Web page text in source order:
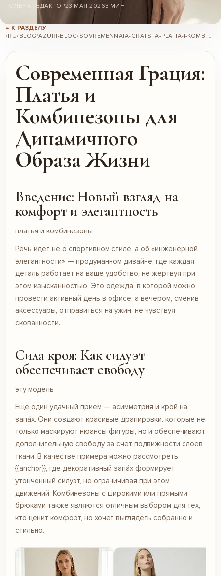
ОЛЕНА РЕДАКТОР23 МАЯ 20263 МИН
← К РАЗДЕЛУ
/RU/BLOG/AZURI-BLOG/SOVREMENNAIA-GRATSIIA-PLATIA-I-KOMBINEZONY-DLIA-DINAMICHNOGO-OBRAZA-ZHIZNI/
Современная Грация:
Платья и
Комбинезоны для
Динамичного
Образа Жизни
Введение: Новый взгляд на
комфорт и элегантность
платья и комбинезоны
Речь идет не о спортивном стиле, а об «инженерной
элегантности» — продуманном дизайне, где каждая
деталь работает на ваше удобство, не жертвуя при
этом изысканностью. Это одежда, в которой можно
провести активный день в офисе, а вечером, сменив
аксессуары, отправиться на ужин, не чувствуя
скованности.
Сила кроя: Как силуэт
обеспечивает свободу
эту модель
Еще один удачный прием — асимметрия и крой на
запáх. Они создают красивые драпировки, которые не
только маскируют нюансы фигуры, но и обеспечивают
дополнительную свободу за счет подвижности слоев
ткани. В качестве примера можно рассмотреть
{{anchor}}, где декоративный запáх формирует
утонченный силуэт, не ограничивая при этом
движений. Комбинезоны с широкими или прямыми
брюками также являются отличным выбором для тех,
кто ценит комфорт, но хочет выглядеть собранно и
стильно.